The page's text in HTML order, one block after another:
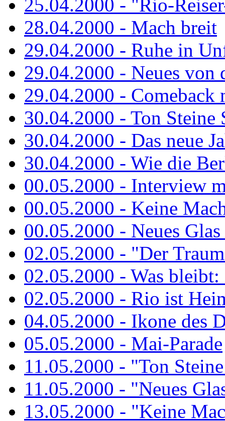
25.04.2000 - "Rio-
28.04.2000 - Mach breit
29.04.2000 - Ruhe in
29.04.2000 - Neues von
29.04.2000 - Comeback
30.04.2000 - Ton Steine
30.04.2000 - Das neue
30.04.2000 - Wie die
00.05.2000 - Interview
00.05.2000 - Keine
00.05.2000 - Neues Glas
02.05.2000 - "Der
02.05.2000 - Was bleibt:
02.05.2000 - Rio ist
04.05.2000 - Ikone des
05.05.2000 - Mai-Parade
11.05.2000 - "Ton
11.05.2000 - "Neues
13.05.2000 - "Keine